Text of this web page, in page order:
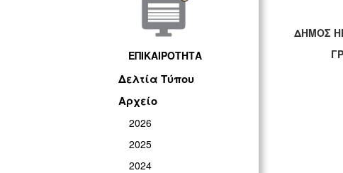
ΕΠΙΚΑΙΡΟΤΗΤΑ
Δελτία Τύπου
Αρχείο
2026
2025
2024
ΔΗΜΟΣ